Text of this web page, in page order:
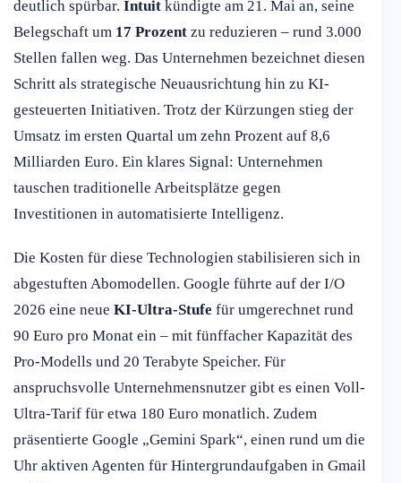
deutlich spürbar. Intuit kündigte am 21. Mai an, seine
Belegschaft um 17 Prozent zu reduzieren – rund 3.000
Stellen fallen weg. Das Unternehmen bezeichnet diesen
Schritt als strategische Neuausrichtung hin zu KI-
gesteuerten Initiativen. Trotz der Kürzungen stieg der
Umsatz im ersten Quartal um zehn Prozent auf 8,6
Milliarden Euro. Ein klares Signal: Unternehmen
tauschen traditionelle Arbeitsplätze gegen
Investitionen in automatisierte Intelligenz.
Die Kosten für diese Technologien stabilisieren sich in
abgestuften Abomodellen. Google führte auf der I/O
2026 eine neue KI-Ultra-Stufe für umgerechnet rund
90 Euro pro Monat ein – mit fünffacher Kapazität des
Pro-Modells und 20 Terabyte Speicher. Für
anspruchsvolle Unternehmensnutzer gibt es einen Voll-
Ultra-Tarif für etwa 180 Euro monatlich. Zudem
präsentierte Google „Gemini Spark“, einen rund um die
Uhr aktiven Agenten für Hintergrundaufgaben in Gmail